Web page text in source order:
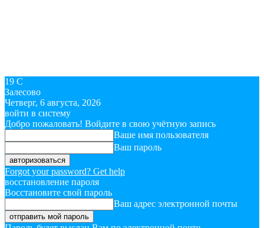
19 C
Залесово
Четверг, 6 августа, 2026
войти в систему
Добро пожаловать! Войдите в свою учётную запись
Ваше имя пользователя
Ваш пароль
Forgot your password? Get help
восстановление пароля
Восстановите свой пароль
Ваш адрес электронной почты